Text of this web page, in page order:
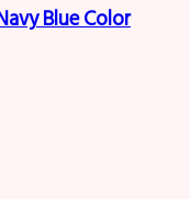
Blue Color